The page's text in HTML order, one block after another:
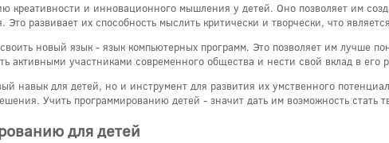
креативности и инновационного мышления у детей. Оно позволяет им
развивает их способность мыслить критически и творчески, что
новый язык - язык компьютерных программ. Это позволяет им лучше
активными участниками современного общества и нести свой вклад в его
навык для детей, но и инструмент для развития их умственного
Учить программированию детей - значит дать им возможность стать
для детей